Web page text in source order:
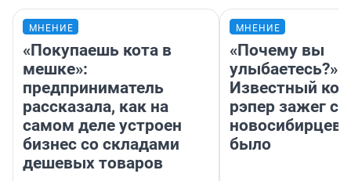
МНЕНИЕ
«Покупаешь кота в
мешке»:
предприниматель
рассказала, как на
самом деле устроен
бизнес со складами
дешевых товаров
МНЕНИЕ
«Почему вы
улыбаетесь?»
Известный
рэпер зажег с
новосибирцев:
было